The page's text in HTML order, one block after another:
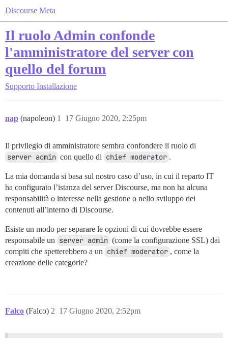
Discourse Meta
Il ruolo Admin confonde
l'amministratore del server con
quello del forum
Supporto Installazione
nap (napoleon) 17 Giugno 2020, 2:25pm
1
Il privilegio di amministratore sembra confondere il ruolo di
server admin con quello di chief moderator .
La mia domanda si basa sul nostro caso d’uso, in cui il reparto IT
ha configurato l’istanza del server Discourse, ma non ha alcuna
responsabilità o interesse nella gestione o nello sviluppo dei
contenuti all’interno di Discourse.
Esiste un modo per separare le opzioni di cui dovrebbe essere
responsabile un server admin (come la configurazione SSL) dai
compiti che spetterebbero a un chief moderator , come la
creazione delle categorie?
Falco (Falco) 17 Giugno 2020, 2:52pm
2